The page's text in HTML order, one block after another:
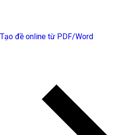
Tạo đề online từ PDF/Word